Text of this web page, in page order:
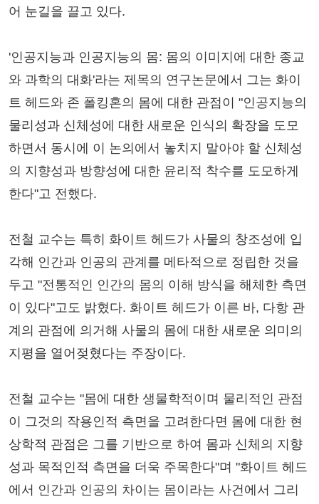
어 눈길을 끌고 있다.
'인공지능과 인공지능의 몸: 몸의 이미지에 대한 종교
와 과학의 대화'라는 제목의 연구논문에서 그는 화이
트 헤드와 존 폴킹혼의 몸에 대한 관점이 "인공지능의
물리성과 신체성에 대한 새로운 인식의 확장을 도모
하면서 동시에 이 논의에서 놓치지 말아야 할 신체성
의 지향성과 방향성에 대한 윤리적 착수를 도모하게
한다"고 전했다.
전철 교수는 특히 화이트 헤드가 사물의 창조성에 입
각해 인간과 인공의 관계를 메타적으로 정립한 것을
두고 "전통적인 인간의 몸의 이해 방식을 해체한 측면
이 있다"고도 밝혔다. 화이트 헤드가 이른 바, 다항 관
계의 관점에 의거해 사물의 몸에 대한 새로운 의미의
지평을 열어젖혔다는 주장이다.
전철 교수는 "몸에 대한 생물학적이며 물리적인 관점
이 그것의 작용인적 측면을 고려한다면 몸에 대한 현
상학적 관점은 그를 기반으로 하여 몸과 신체의 지향
성과 목적인적 측면을 더욱 주목한다"며 "화이트 헤드
에서 인간과 인공의 차이는 몸이라는 사건에서 그리